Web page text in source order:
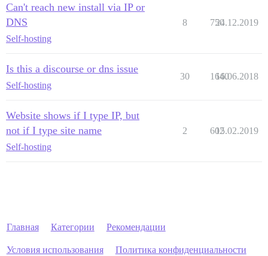
Can't reach new install via IP or
DNS
Self-hosting
8 750
24.12.2019
Is this a discourse or dns issue
Self-hosting
30 1640
16.06.2018
Website shows if I type IP, but
not if I type site name
Self-hosting
2 602
15.02.2019
Главная Категории Рекомендации
Условия использования Политика конфиденциальности